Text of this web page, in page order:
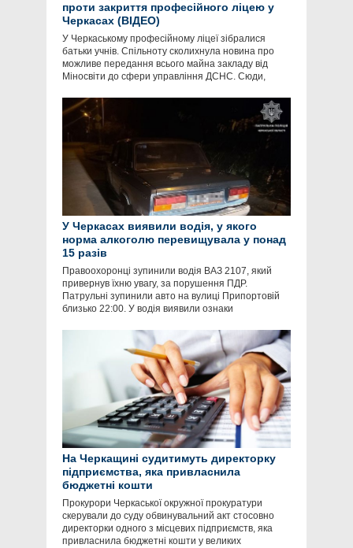
проти закриття професійного ліцею у
Черкасах (ВІДЕО)
У Черкаському професійному ліцеї зібралися
батьки учнів. Спільноту сколихнула новина про
можливе передання всього майна закладу від
Міносвіти до сфери управління ДСНС. Сюди,
У Черкасах виявили водія, у якого
норма алкоголю перевищувала у понад
15 разів
Правоохоронці зупинили водія ВАЗ 2107, який
привернув їхню увагу, за порушення ПДР.
Патрульні зупинили авто на вулиці Припортовій
близько 22:00. У водія виявили ознаки
На Черкащині судитимуть директорку
підприємства, яка привласнила
бюджетні кошти
Прокурори Черкаської окружної прокуратури
скерували до суду обвинувальний акт стосовно
директорки одного з місцевих підприємств, яка
привласнила бюджетні кошти у великих